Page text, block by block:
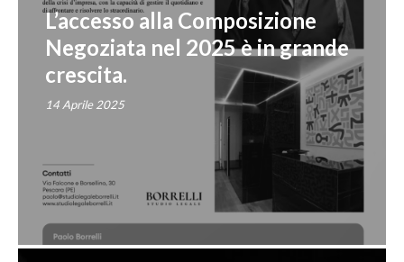
L’accesso alla Composizione
Negoziata nel 2025 è in grande
crescita.
14 Aprile 2025